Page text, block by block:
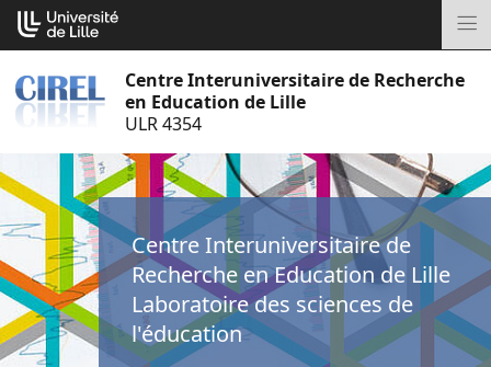
Aller
au
Centre Interuniversitaire de Recherche
en Education de Lille
ULR 4354
Centre Interuniversitaire de
Recherche en Education de Lille
Laboratoire des sciences de
l'éducation
Cookies management panel